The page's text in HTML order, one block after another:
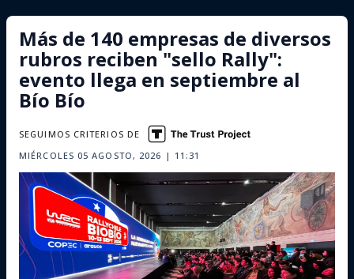
Más de 140 empresas de diversos
rubros reciben "sello Rally":
evento llega en septiembre al
Bío Bío
MIÉRCOLES 05 AGOSTO, 2026 | 11:31
SEGUIMOS CRITERIOS DE